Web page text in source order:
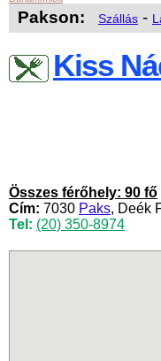
Pakson: Szállás -
Kiss
Összes férőhely: 90 fő
Cím: 7030 Paks, Deék
Tel: (20) 350-8974